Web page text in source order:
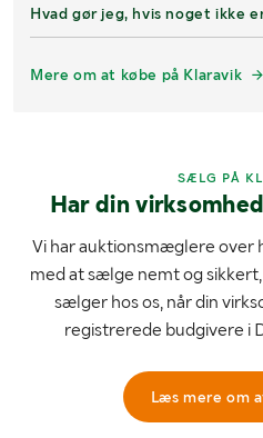
Hvad gør jeg, hvis noget ikke
Mere om at købe på Klaravik
SÆLG PÅ
Har din
Vi har auktionsmæglere over
med at sælge nemt og
sælger hos os, når din
registrerede budgivere i
Læs mere om